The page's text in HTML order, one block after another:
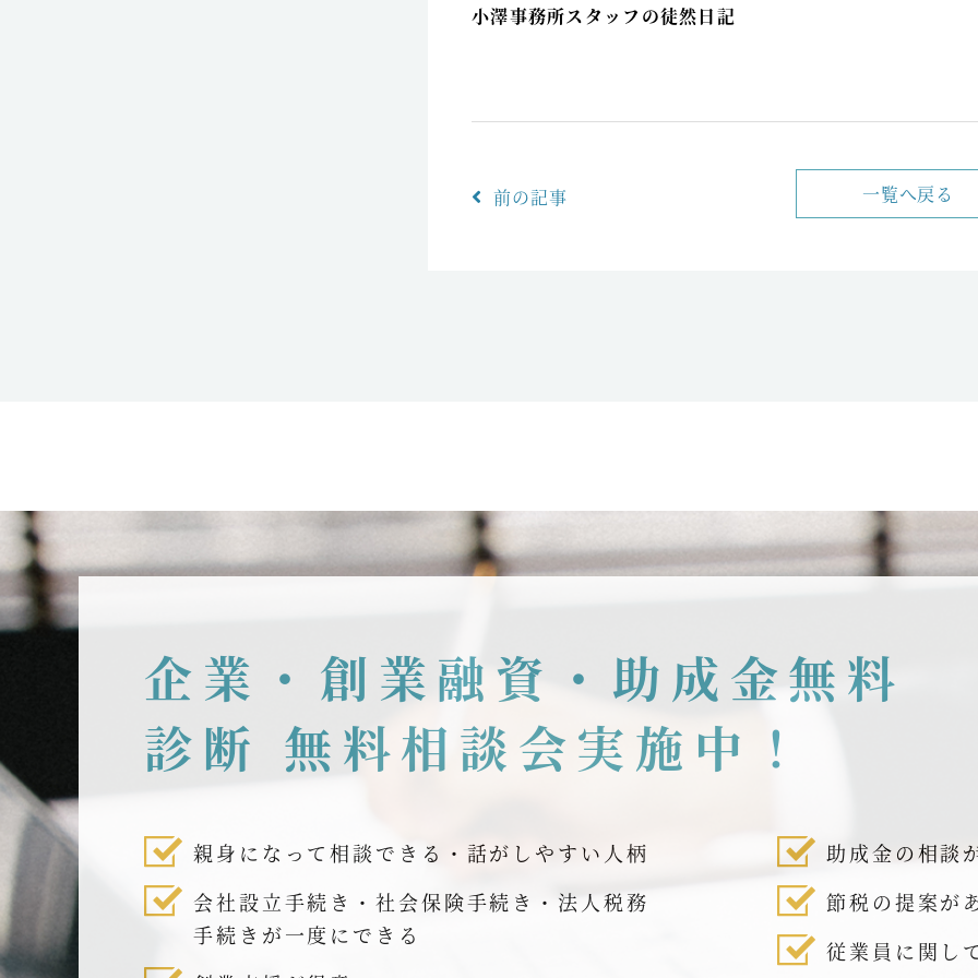
小澤事務所スタッフの徒然日記
前の記事 一覧へ戻る
企業・創業融資・助成金無料
診断 無料相談会実施中！
親身になって相談できる・話がしやすい人柄
会社設立手続き・社会保険手続き・法人税務
手続きが一度にできる
助成金の相談
節税の提案が
従業員に関し